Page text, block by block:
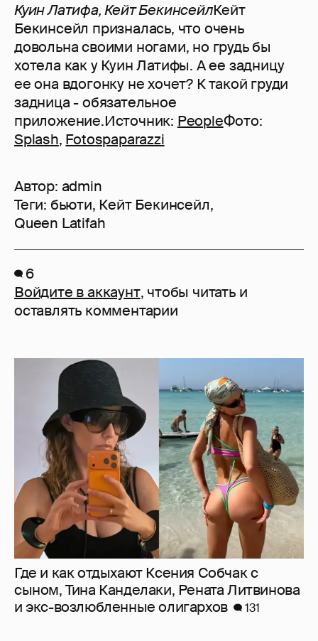
Куин Латифа, Кейт БекинсейлКейт
Бекинсейл призналась, что очень
довольна своими ногами, но грудь бы
хотела как у Куин Латифы. А ее задницу
ее она вдогонку не хочет? К такой груди
задница - обязательное
приложение.Источник: PeopleФото:
Splash, Fotospaparazzi
Автор: admin
Теги: бьюти, Кейт Бекинсейл,
Queen Latifah
6
Войдите в аккаунт, чтобы читать и
оставлять комментарии
Где и как отдыхают Ксения Собчак с
сыном, Тина Канделаки, Рената Литвинова
и экс-возлюбленные олигархов
131